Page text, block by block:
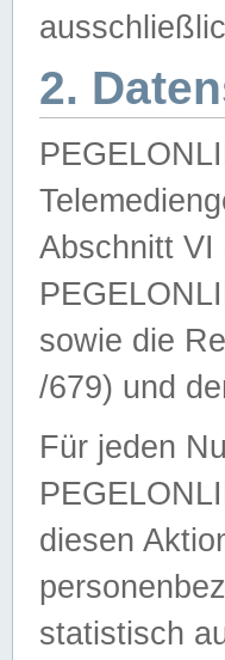
2.
Abschnitt VI
sowie die
/679) und
Für jeden
diesen
statistisch